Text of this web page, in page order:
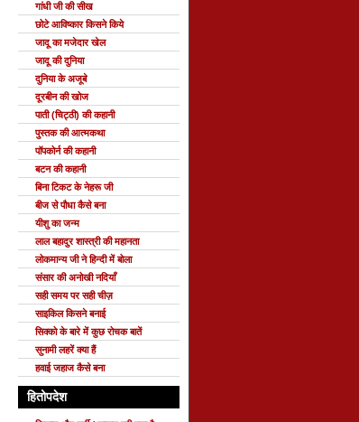
गांधी जी की सीख
छोटे आविष्कार किसने किये
जादू का मजेदार खेल
जादू की दुनिया
दुनिया के अजूबे
दूरबीन की खोज
पाती (चिट्ठी) की कहानी
पुस्तक की आत्मकथा
पॉपकोर्न की कहानी
बटन की कहानी
बिना टिकट के नेहरू जी
बीज से पौधा कैसे बना
यीशु का जन्म
लाल बहादुर शास्त्री की महानता
लोकमान्य जी ने हिन्दी में बोला
संसार की अनोखी नदियाँ
सही समय पर सही चीज़
साइकिल किसने बनाई
सिक्को के बारे में कुछ रोचक बातें
सुनामी लहरें क्या हैं
हवाई जहाज कैसे बना
हितोपदेश